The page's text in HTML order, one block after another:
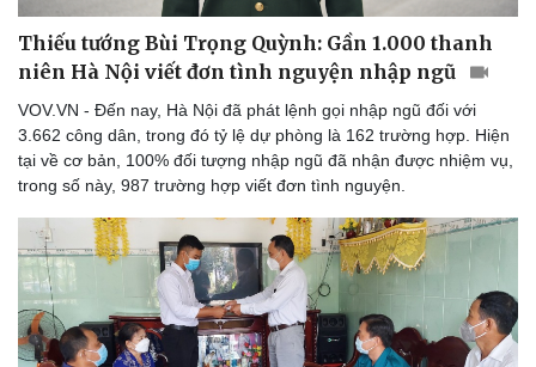
Sức khỏe
Dinh dưỡng - món ngon
Cây thuốc
Sản phụ khoa
Nhi khoa
Nam khoa
Phòng mạch online
Ăn sạch sống khỏe
Đời sống
Nhà đẹp
Blog
Tình yêu - Gia đình
Thiếu tướng Bùi Trọng Quỳnh: Gần 1.000 thanh
niên Hà Nội viết đơn tình nguyện nhập ngũ
VOV.VN - Đến nay, Hà Nội đã phát lệnh gọi nhập ngũ đối với
3.662 công dân, trong đó tỷ lệ dự phòng là 162 trường hợp. Hiện
tại về cơ bản, 100% đối tượng nhập ngũ đã nhận được nhiệm vụ,
trong số này, 987 trường hợp viết đơn tình nguyện.